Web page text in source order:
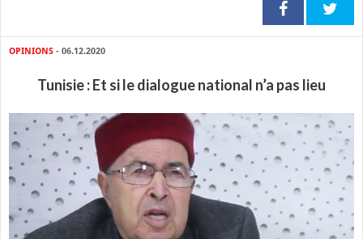
OPINIONS - 06.12.2020
Tunisie : Et si le dialogue national n’a pas lieu